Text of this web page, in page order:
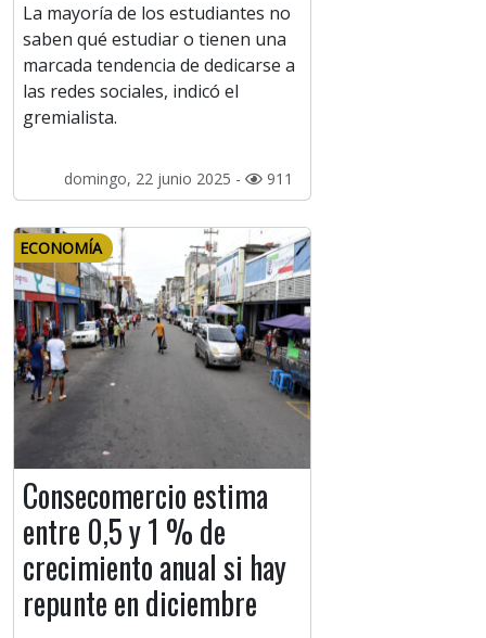
La mayoría de los estudiantes no
saben qué estudiar o tienen una
marcada tendencia de dedicarse a
las redes sociales, indicó el
gremialista.
domingo, 22 junio 2025 - 911
ECONOMÍA
Consecomercio estima
entre 0,5 y 1 % de
crecimiento anual si hay
repunte en diciembre